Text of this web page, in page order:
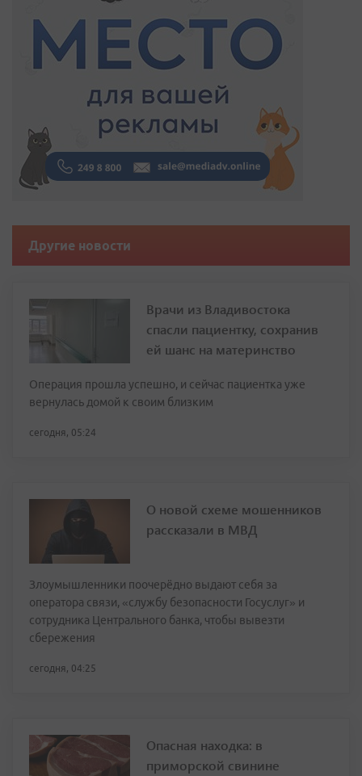
Другие новости
Врачи из Владивостока
спасли пациентку, сохранив
ей шанс на материнство
Операция прошла успешно, и сейчас пациентка уже
вернулась домой к своим близким
сегодня, 05:24
О новой схеме мошенников
рассказали в МВД
Злоумышленники поочерёдно выдают себя за
оператора связи, «службу безопасности Госуслуг» и
сотрудника Центрального банка, чтобы вывезти
сбережения
сегодня, 04:25
Опасная находка: в
приморской свинине